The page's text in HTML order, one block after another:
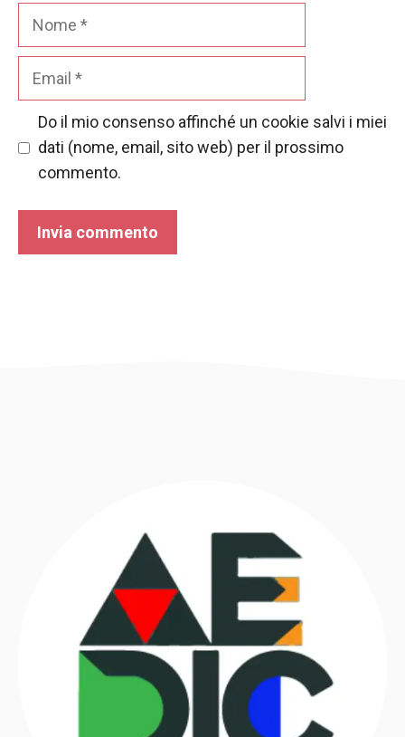
Do il mio consenso affinché un cookie salvi i miei
dati (nome, email, sito web) per il prossimo
commento.